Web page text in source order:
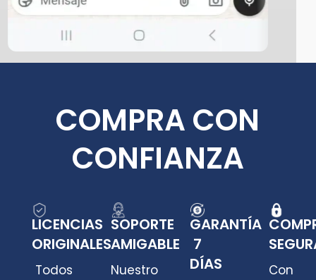
COMPRA CON
CONFIANZA
LICENCIAS
ORIGINALES
Todos
SOPORTE
AMIGABLE
Nuestro
GARANTÍA
7
DÍAS
Con